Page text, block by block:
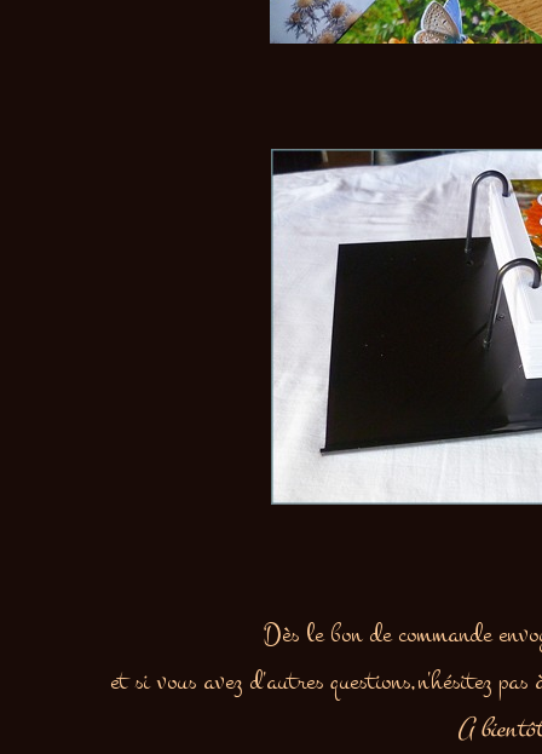
Dès le bon de commande
et si vous avez d'autres questions,n'hésitez pas
A